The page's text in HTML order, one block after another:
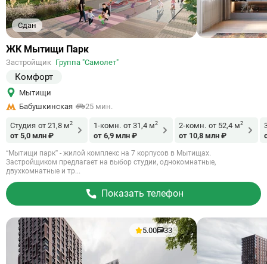
Сдан
Ссылка
объект
ЖК Мытищи Парк
Застройщик Группа "Самолет"
Комфорт
Мытищи
Бабушкинская
25 мин.
Студия от 21,8 м2
от 5,0 млн ₽
1-комн. от 31,4 м2
от 6,9 млн ₽
2-комн. от 52,4 м2
от 10,8 млн ₽
“Мытищи парк” - жилой комплекс на 7 корпусов в Мытищах.
Застройщиком предлагает на выбор студии, однокомнатные,
двухкомнатные и тр...
Показать телефон
5.00 33